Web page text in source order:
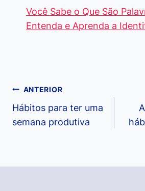
Você Sabe o Que São
Entenda e Aprenda a
Navegação
de
Post
ANTERIOR
Hábitos para ter uma
semana produtiva